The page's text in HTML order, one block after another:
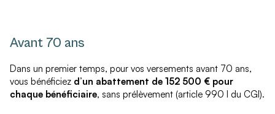
Avant 70 ans
Dans un premier temps, pour vos versements avant 70 ans,
vous bénéficiez d’un abattement de 152 500 € pour
chaque bénéficiaire, sans prélèvement (article 990 I du CGI).